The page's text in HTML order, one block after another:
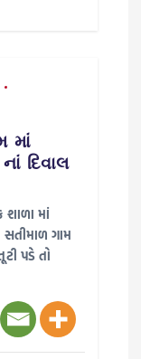
માં
દિવાલ
શાળા માં
સતીમાળ ગામ
પડે તો